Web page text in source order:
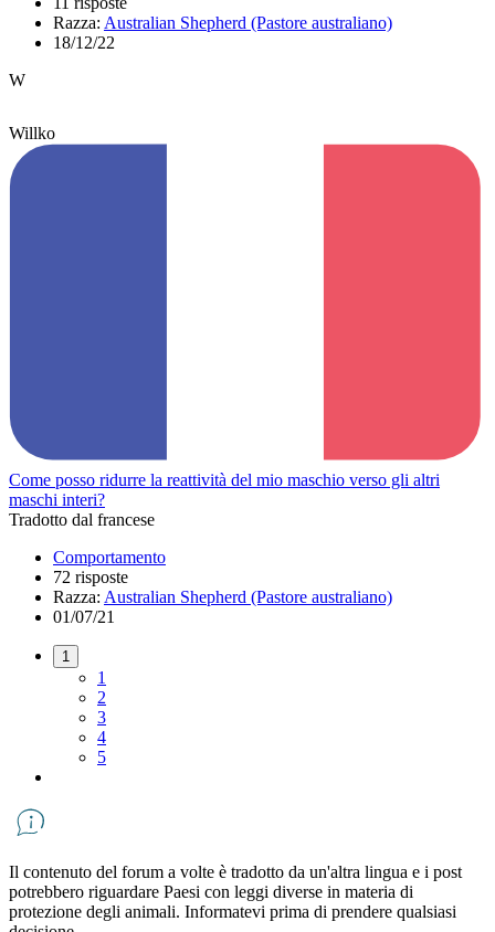
Razza: Australian Shepherd (Pastore australiano)
18/12/22
W
Willko
Come posso ridurre la reattività del mio maschio verso gli altri
maschi interi?
Tradotto dal francese
Comportamento
72 risposte
Razza: Australian Shepherd (Pastore australiano)
01/07/21
1
1
2
3
4
5
Il contenuto del forum a volte è tradotto da un'altra lingua e i post
potrebbero riguardare Paesi con leggi diverse in materia di
protezione degli animali. Informatevi prima di prendere qualsiasi